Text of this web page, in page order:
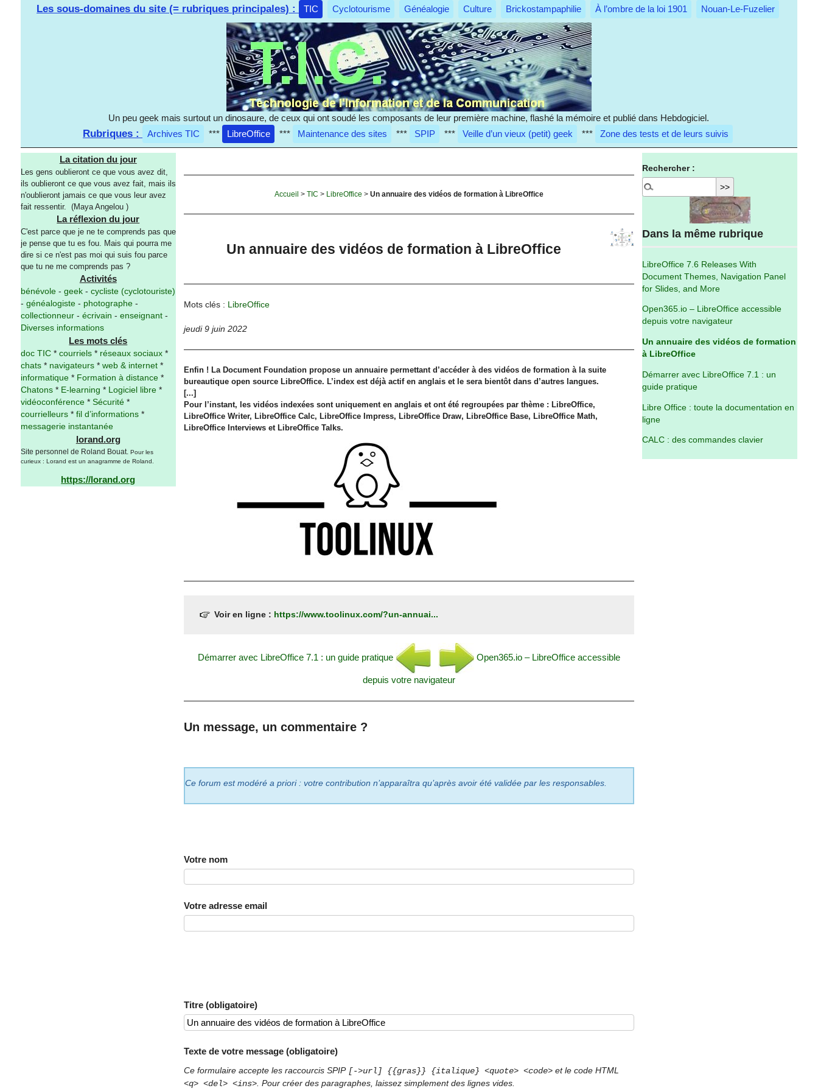
Les sous-domaines du site (= rubriques principales) : TIC Cyclotourisme Généalogie Culture Brickostampaphilie À l’ombre de la loi 1901 Nouan-Le-Fuzelier
Un peu geek mais surtout un dinosaure, de ceux qui ont soudé les composants de leur première machine, flashé la mémoire et publié dans Hebdogiciel.
Rubriques : Archives TIC *** LibreOffice *** Maintenance des sites *** SPIP *** Veille d’un vieux (petit) geek *** Zone des tests et de leurs suivis
La citation du jour
Les gens oublieront ce que vous avez dit,
ils oublieront ce que vous avez fait, mais ils
n'oublieront jamais ce que vous leur avez
fait ressentir. (Maya Angelou )
La réflexion du jour
C'est parce que je ne te comprends pas que
je pense que tu es fou. Mais qui pourra me
dire si ce n'est pas moi qui suis fou parce
que tu ne me comprends pas ?
Activités
bénévole- geek- cycliste (cyclotouriste)
- généalogiste- photographe-
collectionneur- écrivain - enseignant-
Diverses informations
Les mots clés
doc TIC* courriels* réseaux sociaux*
chats* navigateurs* web & internet*
informatique* Formation à distance*
Chatons* E-learning * Logiciel libre*
vidéoconférence* Sécurité*
courrielleurs* fil d’informations*
messagerie instantanée
lorand.org
Site personnel de Roland Bouat. Pour les
curieux : Lorand est un anagramme de Roland.
https://lorand.org
Accueil > TIC > LibreOffice > Un annuaire des vidéos de formation à LibreOffice
Un annuaire des vidéos de formation à LibreOffice
Mots clés : LibreOffice
jeudi 9 juin 2022
Enfin ! La Document Foundation propose un annuaire permettant d’accéder à des vidéos de formation à la suite
bureautique open source LibreOffice. L’index est déjà actif en anglais et le sera bientôt dans d’autres langues.
[...]
Pour l’instant, les vidéos indexées sont uniquement en anglais et ont été regroupées par thème : LibreOffice,
LibreOffice Writer, LibreOffice Calc, LibreOffice Impress, LibreOffice Draw, LibreOffice Base, LibreOffice Math,
LibreOffice Interviews et LibreOffice Talks.
Voir en ligne : https://www.toolinux.com/?un-annuai...
Démarrer avec LibreOffice 7.1 : un guide pratique Open365.io – LibreOffice accessible
depuis votre navigateur
Un message, un commentaire ?
Ce forum est modéré a priori : votre contribution n’apparaîtra qu’après avoir été validée par les responsables.
Votre nom
Votre adresse email
Titre (obligatoire)
Texte de votre message (obligatoire)
Ce formulaire accepte les raccourcis SPIP [->url] {{gras}} {italique} <quote> <code>et le code HTML
<q> <del> <ins>. Pour créer des paragraphes, laissez simplement des lignes vides.
Rechercher :
Dans la même rubrique
LibreOffice 7.6 Releases With
Document Themes, Navigation Panel
for Slides, and More
Open365.io – LibreOffice accessible
depuis votre navigateur
Un annuaire des vidéos de formation
à LibreOffice
Démarrer avec LibreOffice 7.1 : un
guide pratique
Libre Office : toute la documentation en
ligne
CALC : des commandes clavier